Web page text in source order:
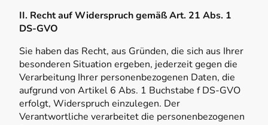
II. Recht auf Widerspruch gemäß Art. 21 Abs. 1
DS-GVO
Sie haben das Recht, aus Gründen, die sich aus Ihrer
besonderen Situation ergeben, jederzeit gegen die
Verarbeitung Ihrer personenbezogenen Daten, die
aufgrund von Artikel 6 Abs. 1 Buchstabe f DS-GVO
erfolgt, Widerspruch einzulegen. Der
Verantwortliche verarbeitet die personenbezogenen